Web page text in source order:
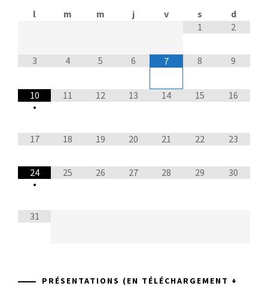
l m m j v s
d
1
2
3 4 5 6 7 8 9
10
•
11 12 13 14 15 16
17 18 19 20 21 22 23
24
•
25 26 27 28 29 30
31
PRÉSENTATIONS (EN TÉLÉCHARGEMENT +